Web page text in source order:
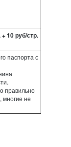
10 руб/стр.
паспорта с
правильно
многие не